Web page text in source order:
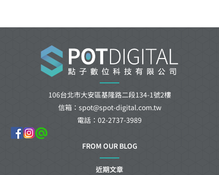
106台北市大安區基隆路二段134-1號2樓
信箱：spot@spot-digital.com.tw
電話：02-2737-3989
FROM OUR BLOG
近期文章